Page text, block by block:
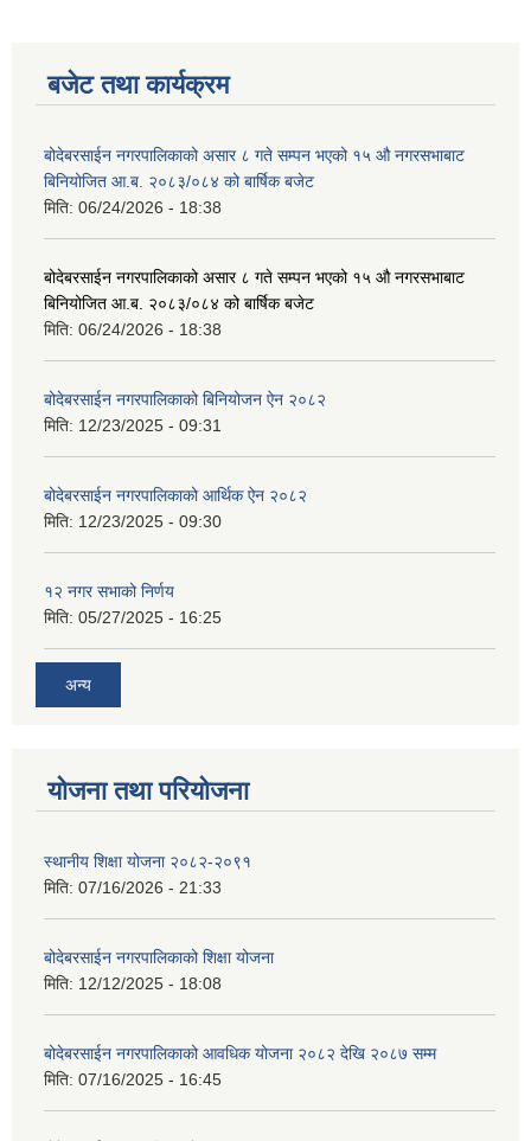
बजेट तथा कार्यक्रम
बोदेबरसाईन नगरपालिकाको असार ८ गते सम्पन भएको १५ ‍‍‍औ नगरसभाबाट
बिनियोजित आ.ब. २०८३/०८४ को बार्षिक बजेट
मिति: 06/24/2026 - 18:38
बोदेबरसाईन नगरपालिकाको असार ८ गते सम्पन भएको १५ ‍‍‍औ नगरसभाबाट
बिनियोजित आ.ब. २०८३/०८४ को बार्षिक बजेट
मिति: 06/24/2026 - 18:38
बोदेबरसाईन नगरपालिकाको बिनियोजन ऐन २०८२
मिति: 12/23/2025 - 09:31
बोदेबरसाईन नगरपालिकाको आर्थिक ऐन २०८२
मिति: 12/23/2025 - 09:30
१२ नगर सभाको निर्णय
मिति: 05/27/2025 - 16:25
अन्य
योजना तथा परियोजना
स्थानीय शिक्षा योजना २०८२-२०९१
मिति: 07/16/2026 - 21:33
बोदेबरसाईन नगरपालिकाको शिक्षा योजना
मिति: 12/12/2025 - 18:08
बोदेबरसाईन नगरपालिकाको आवधिक योजना २०८२ देखि २०८७ सम्म
मिति: 07/16/2025 - 16:45